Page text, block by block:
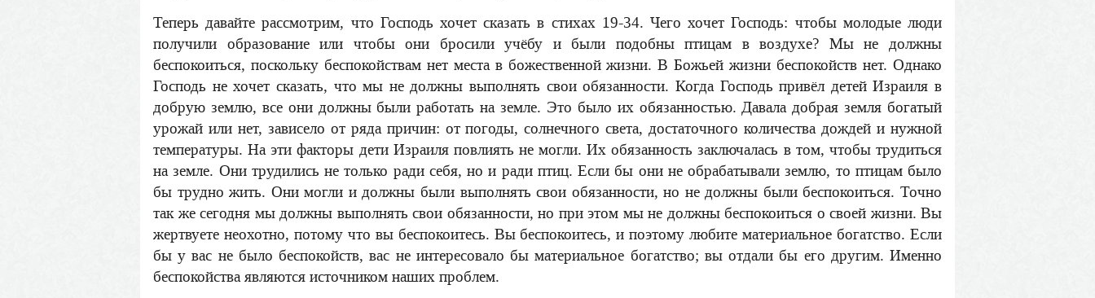
Теперь давайте рассмотрим, что Господь хочет сказать в стихах 19-34. Чего хочет Господь: чтобы молодые люди
получили образование или чтобы они бросили учёбу и были подобны птицам в воздухе? Мы не должны
беспокоиться, поскольку беспокойствам нет места в божественной жизни. В Божьей жизни беспокойств нет. Однако
Господь не хочет сказать, что мы не должны выполнять свои обязанности. Когда Господь привёл детей Израиля в
добрую землю, все они должны были работать на земле. Это было их обязанностью. Давала добрая земля богатый
урожай или нет, зависело от ряда причин: от погоды, солнечного света, достаточного количества дождей и нужной
температуры. На эти факторы дети Израиля повлиять не могли. Их обязанность заключалась в том, чтобы трудиться
на земле. Они трудились не только ради себя, но и ради птиц. Если бы они не обрабатывали землю, то птицам было
бы трудно жить. Они могли и должны были выполнять свои обязанности, но не должны были беспокоиться. Точно
так же сегодня мы должны выполнять свои обязанности, но при этом мы не должны беспокоиться о своей жизни. Вы
жертвуете неохотно, потому что вы беспокоитесь. Вы беспокоитесь, и поэтому любите материальное богатство. Если
бы у вас не было беспокойств, вас не интересовало бы материальное богатство; вы отдали бы его другим. Именно
беспокойства являются источником наших проблем.